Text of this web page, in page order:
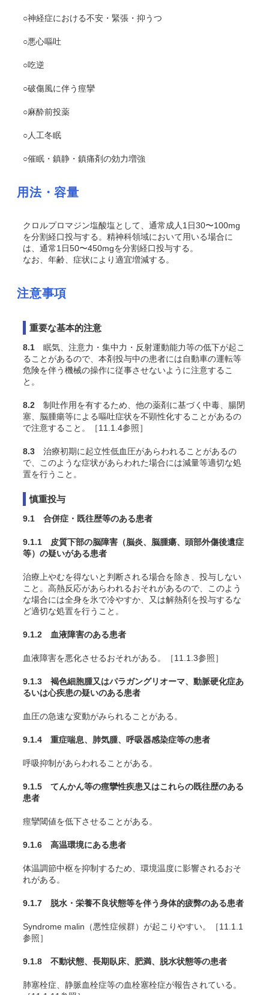
○神経症における不安・緊張・抑うつ
○悪心嘔吐
○吃逆
○破傷風に伴う痙攣
○麻酔前投薬
○人工冬眠
○催眠・鎮静・鎮痛剤の効力増強
用法・容量
クロルプロマジン塩酸塩として、通常成人1日30〜100mg
を分割経口投与する。精神科領域において用いる場合に
は、通常1日50〜450mgを分割経口投与する。
なお、年齢、症状により適宜増減する。
注意事項
重要な基本的注意
8.1 眠気、注意力・集中力・反射運動能力等の低下が起こ
ることがあるので、本剤投与中の患者には自動車の運転等
危険を伴う機械の操作に従事させないように注意するこ
と。
8.2 制吐作用を有するため、他の薬剤に基づく中毒、腸閉
塞、脳腫瘍等による嘔吐症状を不顕性化することがあるの
で注意すること。［11.1.4参照］
8.3 治療初期に起立性低血圧があらわれることがあるの
で、このような症状があらわれた場合には減量等適切な処
置を行うこと。
慎重投与
9.1 合併症・既往歴等のある患者
9.1.1 皮質下部の脳障害（脳炎、脳腫瘍、頭部外傷後遺症
等）の疑いがある患者
治療上やむを得ないと判断される場合を除き、投与しない
こと。高熱反応があらわれるおそれがあるので、このよう
な場合には全身を氷で冷やすか、又は解熱剤を投与するな
ど適切な処置を行うこと。
9.1.2 血液障害のある患者
血液障害を悪化させるおそれがある。［11.1.3参照］
9.1.3 褐色細胞腫又はパラガングリオーマ、動脈硬化症あ
るいは心疾患の疑いのある患者
血圧の急速な変動がみられることがある。
9.1.4 重症喘息、肺気腫、呼吸器感染症等の患者
呼吸抑制があらわれることがある。
9.1.5 てんかん等の痙攣性疾患又はこれらの既往歴のある
患者
痙攣閾値を低下させることがある。
9.1.6 高温環境にある患者
体温調節中枢を抑制するため、環境温度に影響されるおそ
れがある。
9.1.7 脱水・栄養不良状態等を伴う身体的疲弊のある患者
Syndrome malin（悪性症候群）が起こりやすい。［11.1.1
参照］
9.1.8 不動状態、長期臥床、肥満、脱水状態等の患者
肺塞栓症、静脈血栓症等の血栓塞栓症が報告されている。